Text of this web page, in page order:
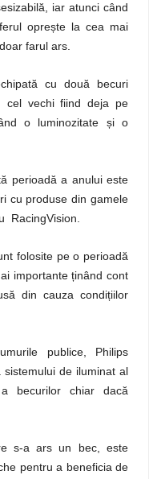
iar atunci când
oprește la cea mai
farul ars.
cu două becuri
cel vechi fiind deja pe
o luminozitate și o
perioadă a anului este
cu produse din gamele
RacingVision.
folosite pe o perioadă
importante ținând cont
din cauza condițiilor
publice, Philips
de iluminat al
becurilor chiar dacă
s-a ars un bec, este
pentru a beneficia de